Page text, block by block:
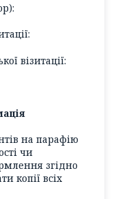
візитації:
на парафію
чи
згідно
копії всіх